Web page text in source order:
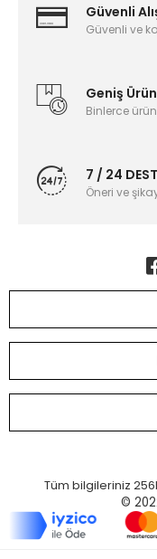
Güvenli
Güvenli ve
Geniş
Binlerce
7 / 24
Öneri ve
Tüm bilgileriniz
©